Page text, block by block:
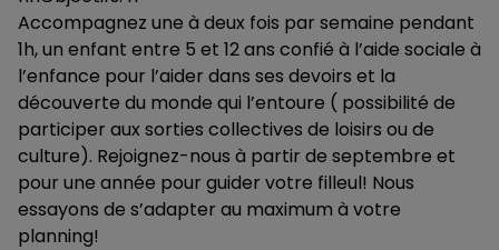
Accompagnez une à deux fois par semaine pendant
1h, un enfant entre 5 et 12 ans confié à l’aide sociale à
l’enfance pour l’aider dans ses devoirs et la
découverte du monde qui l’entoure ( possibilité de
participer aux sorties collectives de loisirs ou de
culture). Rejoignez-nous à partir de septembre et
pour une année pour guider votre filleul! Nous
essayons de s’adapter au maximum à votre
planning!